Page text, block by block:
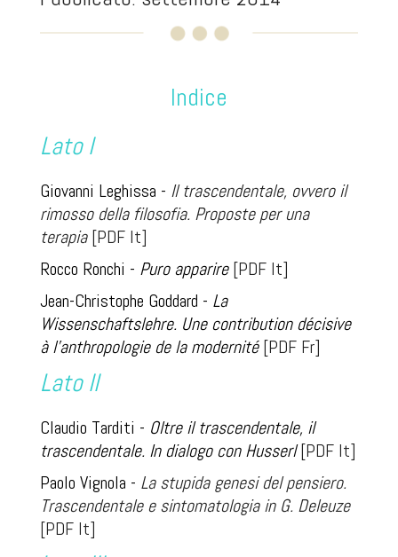
Indice
Lato I
Giovanni Leghissa - Il trascendentale, ovvero il
rimosso della filosofia. Proposte per una
terapia[PDF It]
Rocco Ronchi - Puro apparire[PDF It]
Jean-Christophe Goddard - La
Wissenschaftslehre. Une contribution décisive
à l'anthropologie de la modernité[PDF Fr]
Lato II
Claudio Tarditi - Oltre il trascendentale, il
trascendentale. In dialogo con Husserl[PDF It]
Paolo Vignola - La stupida genesi del pensiero.
Trascendentale e sintomatologia in G.Deleuze
[PDF It]